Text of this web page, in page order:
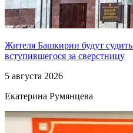
Жителя Башкирии будут
вступившегося за сверстницу
5 августа 2026
Екатерина Румянцева